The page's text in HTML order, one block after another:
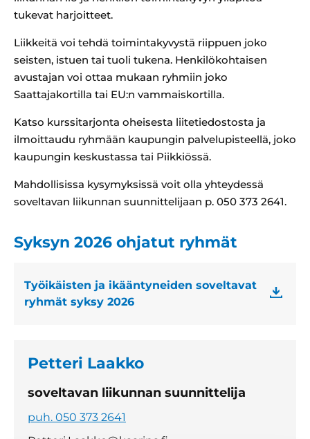
Työ ja yrittäminen
Haku
tukevat harjoitteet.
Liikkeitä voi tehdä toimintakyvystä riippuen joko
seisten, istuen tai tuoli tukena. Henkilökohtaisen
avustajan voi ottaa mukaan ryhmiin joko
Saattajakortilla tai EU:n vammaiskortilla.
Katso kurssitarjonta oheisesta liitetiedostosta ja
ilmoittaudu ryhmään kaupungin palvelupisteellä, joko
kaupungin keskustassa tai Piikkiössä.
Mahdollisissa kysymyksissä voit olla yhteydessä
soveltavan liikunnan suunnittelijaan p. 050 373 2641.
Syksyn 2026 ohjatut ryhmät
Työikäisten ja ikääntyneiden soveltavat
ryhmät syksy 2026
Petteri Laakko
soveltavan liikunnan suunnittelija
puh. 050 373 2641